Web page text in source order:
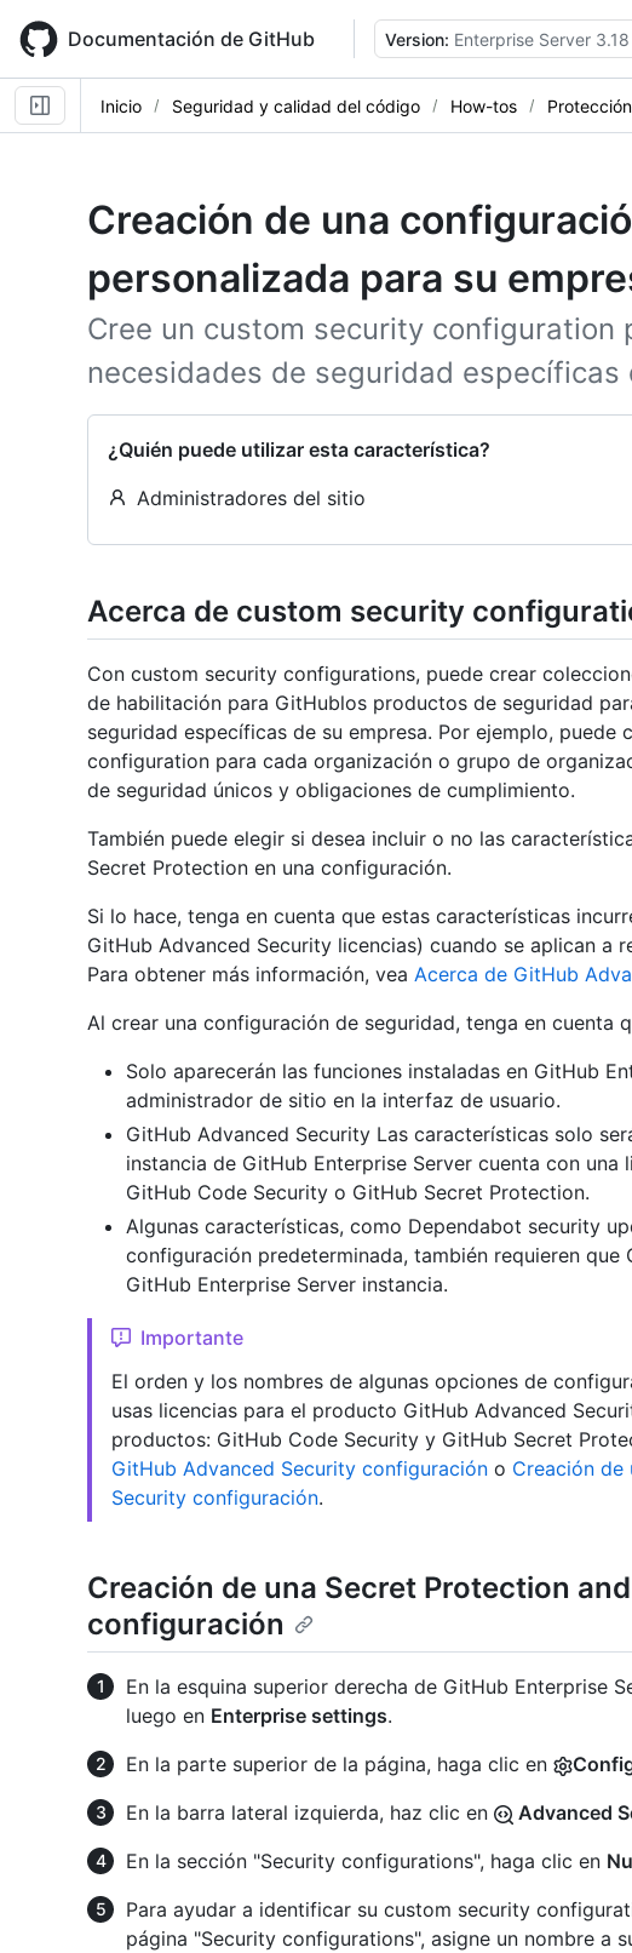
main
content
Documentación de GitHub Version: Enterprise Server 3.18
Inicio Seguridad y calidad del código How-tos
Creación de una
personalizada para su
Cree un custom security configuration
necesidades de seguridad específicas
¿Quién puede utilizar esta característica?
Administradores del sitio
Acerca de custom security
Con custom security configurations, puede crear
de habilitación para GitHublos productos de seguridad
seguridad específicas de su empresa. Por ejemplo,
configuration para cada organización o grupo de
de seguridad únicos y obligaciones de cumplimiento.
También puede elegir si desea incluir o no las
Secret Protection en una configuración.
Si lo hace, tenga en cuenta que estas características
GitHub Advanced Security licencias) cuando se aplican a
Para obtener más información, vea Acerca de GitHub
Al crear una configuración de seguridad, tenga en cuenta
Solo aparecerán las funciones instaladas en GitHub
administrador de sitio en la interfaz de usuario.
GitHub Advanced Security Las características solo
instancia de GitHub Enterprise Server cuenta con una
GitHub Code Security o GitHub Secret Protection.
Algunas características, como Dependabot security
configuración predeterminada, también requieren que
GitHub Enterprise Server instancia.
Importante
El orden y los nombres de algunas opciones de
usas licencias para el producto GitHub Advanced
productos: GitHub Code Security y GitHub Secret
GitHub Advanced Security configuración o Creación de
Security configuración.
Creación de una Secret Protection
configuración
En la esquina superior derecha de GitHub Enterprise
luego en Enterprise settings.
En la parte superior de la página, haga clic en
En la barra lateral izquierda, haz clic en
Advanced
En la sección "Security configurations", haga clic en
Para ayudar a identificar su custom security
página "Security configurations", asigne un nombre a